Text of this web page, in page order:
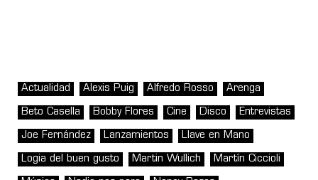
Actualidad Alexis Puig Alfredo Rosso Arenga
Beto Casella Bobby Flores Cine Disco Entrevistas
Joe Fernández Lanzamientos Llave en Mano
Logia del buen gusto Martin Wullich Martín Ciccioli